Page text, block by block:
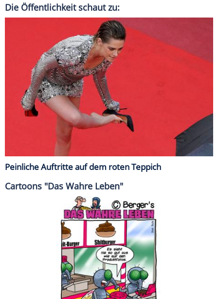
Die Öffentlichkeit schaut zu:
Peinliche Auftritte auf dem roten Teppich
Cartoons "Das Wahre Leben"